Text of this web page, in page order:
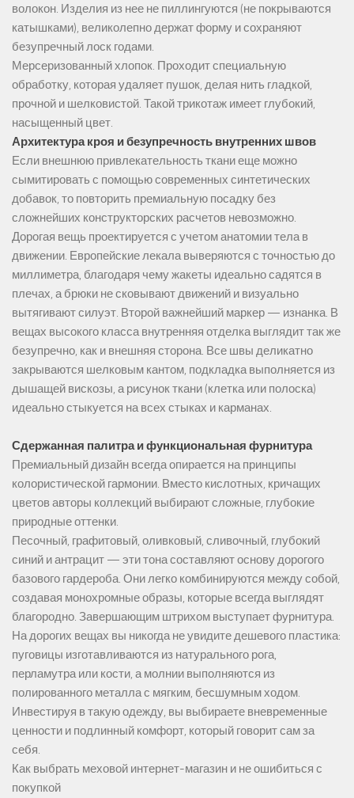
волокон. Изделия из нее не пиллингуются (не покрываются
катышками), великолепно держат форму и сохраняют
безупречный лоск годами.
Мерсеризованный хлопок. Проходит специальную
обработку, которая удаляет пушок, делая нить гладкой,
прочной и шелковистой. Такой трикотаж имеет глубокий,
насыщенный цвет.
Архитектура кроя и безупречность внутренних швов
Если внешнюю привлекательность ткани еще можно
сымитировать с помощью современных синтетических
добавок, то повторить премиальную посадку без
сложнейших конструкторских расчетов невозможно.
Дорогая вещь проектируется с учетом анатомии тела в
движении. Европейские лекала выверяются с точностью до
миллиметра, благодаря чему жакеты идеально садятся в
плечах, а брюки не сковывают движений и визуально
вытягивают силуэт. Второй важнейший маркер — изнанка. В
вещах высокого класса внутренняя отделка выглядит так же
безупречно, как и внешняя сторона. Все швы деликатно
закрываются шелковым кантом, подкладка выполняется из
дышащей вискозы, а рисунок ткани (клетка или полоска)
идеально стыкуется на всех стыках и карманах.
Сдержанная палитра и функциональная фурнитура
Премиальный дизайн всегда опирается на принципы
колористической гармонии. Вместо кислотных, кричащих
цветов авторы коллекций выбирают сложные, глубокие
природные оттенки.
Песочный, графитовый, оливковый, сливочный, глубокий
синий и антрацит — эти тона составляют основу дорогого
базового гардероба. Они легко комбинируются между собой,
создавая монохромные образы, которые всегда выглядят
благородно. Завершающим штрихом выступает фурнитура.
На дорогих вещах вы никогда не увидите дешевого пластика:
пуговицы изготавливаются из натурального рога,
перламутра или кости, а молнии выполняются из
полированного металла с мягким, бесшумным ходом.
Инвестируя в такую одежду, вы выбираете вневременные
ценности и подлинный комфорт, который говорит сам за
себя.
Как выбрать меховой интернет-магазин и не ошибиться с
покупкой